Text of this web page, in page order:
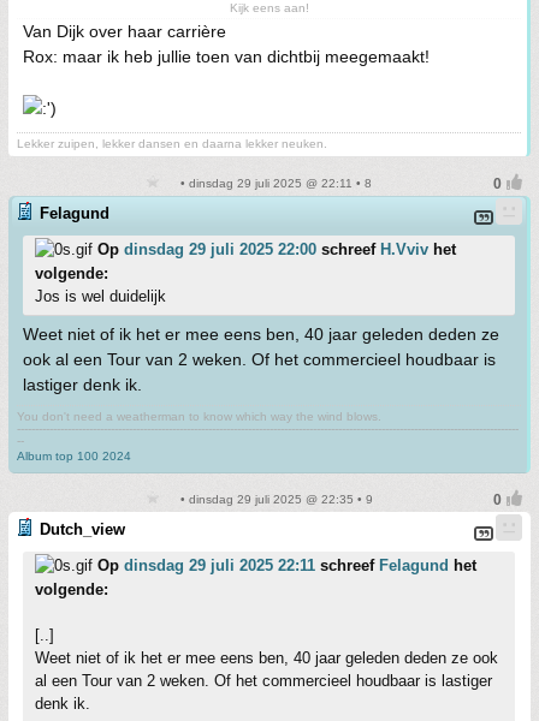
Kijk eens aan!
Van Dijk over haar carrière
Rox: maar ik heb jullie toen van dichtbij meegemaakt!
Lekker zuipen, lekker dansen en daarna lekker neuken.
• dinsdag 29 juli 2025 @ 22:11 • 8
Felagund
Op dinsdag 29 juli 2025 22:00 schreef H.Vviv het
volgende:
Jos is wel duidelijk
Weet niet of ik het er mee eens ben, 40 jaar geleden deden ze
ook al een Tour van 2 weken. Of het commercieel houdbaar is
lastiger denk ik.
You don't need a weatherman to know which way the wind blows.
-------------------------------------------------------------------------------------------------------------------------------------------
--
Album top 100 2024
• dinsdag 29 juli 2025 @ 22:35 • 9
Dutch_view
Op dinsdag 29 juli 2025 22:11 schreef Felagund het
volgende:
[..]
Weet niet of ik het er mee eens ben, 40 jaar geleden deden ze ook
al een Tour van 2 weken. Of het commercieel houdbaar is lastiger
denk ik.